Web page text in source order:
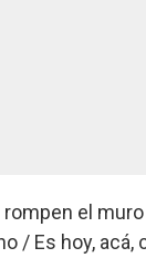
el
/ Es hoy, acá,